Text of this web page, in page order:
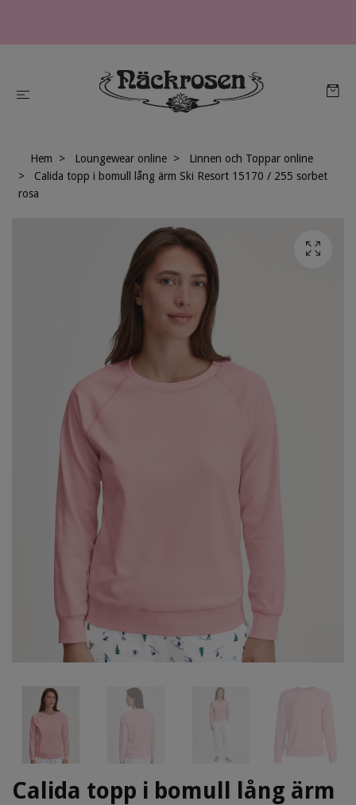
Hem Loungewear online
Linnen och Toppar online
Calida topp i bomull lång ärm Ski Resort 15170 / 255 sorbet
rosa
Calida topp i bomull lång ärm